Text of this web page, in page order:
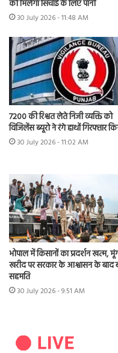
को मिलेगा सिंचाई के लिए पानी
30 July 2026 - 11:48 AM
7200 की रिश्वत लेते निजी व्यक्ति को
विजिलेंस ब्यूरो ने रंगे हाथों गिरफ्तार
30 July 2026 - 11:02 AM
भोपाल में किसानों का प्रदर्शन खत्म,
खरीद पर सरकार के आश्वासन के बाद
सहमति
30 July 2026 - 9:51 AM